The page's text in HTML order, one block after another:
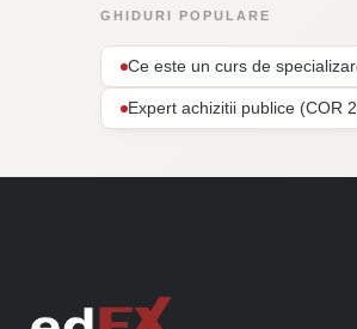
GHIDURI POPULARE
Ce este un curs de
Expert achizitii publice (COR